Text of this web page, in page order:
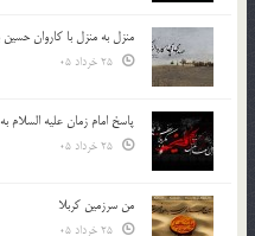
منزل به منزل با کاروان
پاسخ امام زمان علیه السلام
من سرزمین کربلا